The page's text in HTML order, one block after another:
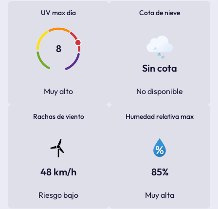
UV max día
8
Muy alto
Cota de nieve
Sin cota
No disponible
Rachas de viento
48 km/h
Riesgo bajo
Humedad relativa max
85%
Muy alta